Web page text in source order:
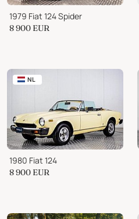
1979 Fiat 124 Spider
8 900 EUR
NL
1980 Fiat 124
8 900 EUR